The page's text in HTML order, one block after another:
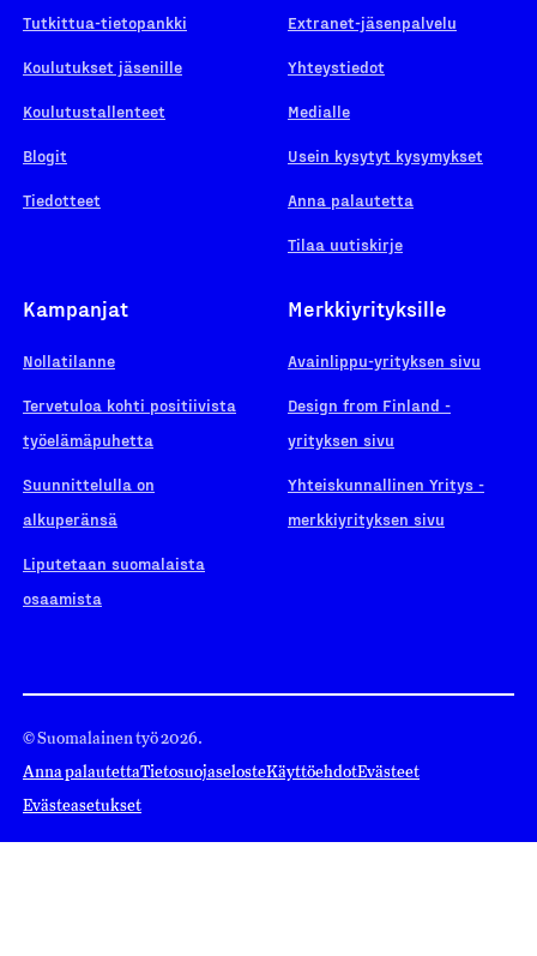
Tutkittua-tietopankki
Koulutukset jäsenille
Koulutustallenteet
Blogit
Tiedotteet
Extranet-jäsenpalvelu
Yhteystiedot
Medialle
Usein kysytyt kysymykset
Anna palautetta
Tilaa uutiskirje
Kampanjat
Nollatilanne
Tervetuloa kohti positiivista
työelämäpuhetta
Suunnittelulla on
alkuperänsä
Liputetaan suomalaista
osaamista
Merkkiyrityksille
Avainlippu-yrityksen sivu
Design from Finland -
yrityksen sivu
Yhteiskunnallinen Yritys -
merkkiyrityksen sivu
© Suomalainen työ 2026.
Anna palautettaTietosuojaselosteKäyttöehdotEvästeet
Evästeasetukset